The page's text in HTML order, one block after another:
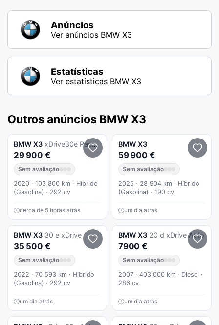
Anúncios
Ver anúncios BMW X3
Estatísticas
Ver estatísticas BMW X3
Outros anúncios BMW X3
BMW X3 xDrive30e Pack M Auto
29 900 €
Sem avaliação
2020 · 103 800 km · Híbrido
(Gasolina) · 292 cv
cerca de 5 horas atrás
BMW X3
59 900 €
Sem avaliação
2025 · 28 904 km · Híbrido
(Gasolina) · 190 cv
um dia atrás
BMW X3 30 e xDrive
35 500 €
Sem avaliação
2022 · 70 593 km · Híbrido
(Gasolina) · 292 cv
um dia atrás
BMW X3 20 d xDrive Auto
7900 €
Sem avaliação
2007 · 403 000 km · Diesel ·
286 cv
um dia atrás